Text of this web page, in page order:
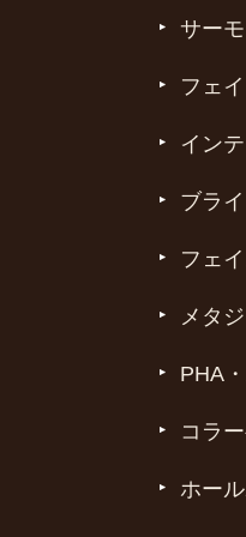
サー
フェ
イン
ブラ
フェ
メタ
PHA
コラ
ホー